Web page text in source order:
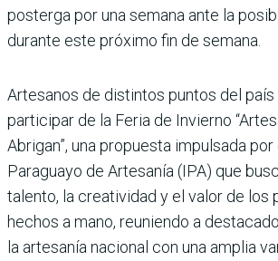
posterga por una semana ante la
durante este próximo fin de semana.
Artesanos de distintos puntos del país
participar de la Feria de Invierno
Abrigan”, una propuesta impulsada
Paraguayo de Artesanía (IPA) que
talento, la creatividad y el valor de los
hechos a mano, reuniendo a
la artesanía nacional con una amplia